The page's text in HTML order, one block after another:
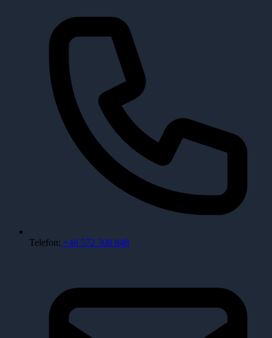
Telefon: +48 572 300 848